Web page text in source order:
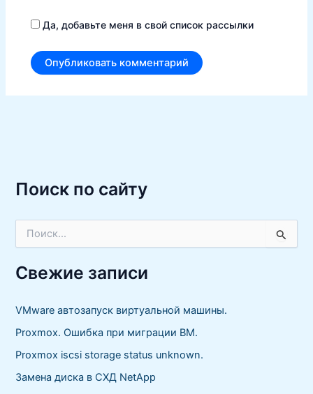
Да, добавьте меня в свой список рассылки
Поиск по сайту
с
к
Свежие записи
VMware автозапуск виртуальной машины.
Proxmox. Ошибка при миграции ВМ.
Proxmox iscsi storage status unknown.
Замена диска в СХД NetApp